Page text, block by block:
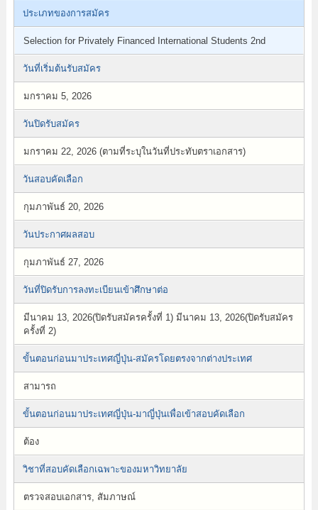
ประเภทของการสมัคร
Selection for Privately Financed International Students 2nd
วันที่เริ่มต้นรับสมัคร
มกราคม 5, 2026
วันปิดรับสมัคร
มกราคม 22, 2026 (ตามที่ระบุในวันที่ประทับตราเอกสาร)
วันสอบคัดเลือก
กุมภาพันธ์ 20, 2026
วันประกาศผลสอบ
กุมภาพันธ์ 27, 2026
วันที่ปิดรับการลงทะเบียนเข้าศึกษาต่อ
มีนาคม 13, 2026(ปิดรับสมัครครั้งที่ 1) มีนาคม 13, 2026(ปิดรับสมัคร
ครั้งที่ 2)
ขั้นตอนก่อนมาประเทศญี่ปุ่น-สมัครโดยตรงจากต่างประเทศ
สามารถ
ขั้นตอนก่อนมาประเทศญี่ปุ่น-มาญี่ปุ่นเพื่อเข้าสอบคัดเลือก
ต้อง
วิชาที่สอบคัดเลือกเฉพาะของมหาวิทยาลัย
ตรวจสอบเอกสาร, สัมภาษณ์